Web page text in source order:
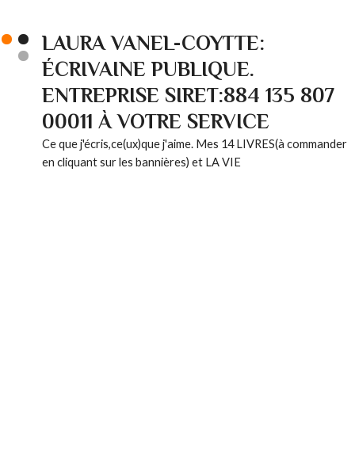
LAURA VANEL-COYTTE:
ÉCRIVAINE PUBLIQUE.
ENTREPRISE SIRET:884 135 807
00011 À VOTRE SERVICE
Ce que j'écris,ce(ux)que j'aime. Mes 14 LIVRES(à commander
en cliquant sur les bannières) et LA VIE